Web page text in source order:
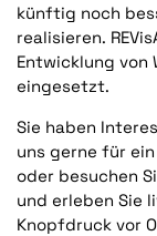
künftig noch
realisieren.
Entwicklung von
eingesetzt.
Sie haben
uns gerne für
oder besuchen
und erleben Sie
Knopfdruck vor